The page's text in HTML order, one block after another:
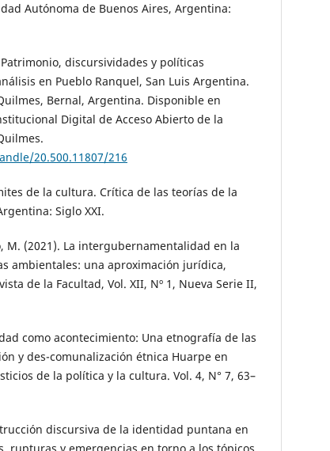
Autónoma de Buenos Aires, Argentina:
discursividades y políticas
en Pueblo Ranquel, San Luis Argentina.
Bernal, Argentina. Disponible en
Digital de Acceso Abierto de la
20.500.11807/216
de la cultura. Crítica de las teorías de la
Siglo XXI.
M. (2021). La intergubernamentalidad en la
ambientales: una aproximación jurídica,
de la Facultad, Vol. XII, Nº 1, Nueva Serie II,
como acontecimiento: Una etnografía de las
y des-comunalización étnica Huarpe en
de la política y la cultura. Vol. 4, N° 7, 63–
discursiva de la identidad puntana en